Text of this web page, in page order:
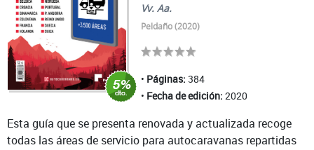
Vv. Aa.
Peldaño (2020)
Páginas: 384
Fecha de edición: 2020
Esta guía que se presenta renovada y actualizada recoge
todas las áreas de servicio para autocaravanas repartidas